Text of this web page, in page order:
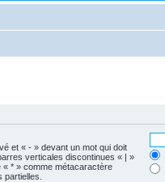
et « - » devant un mot qui doit
verticales discontinues « | »
* » comme métacaractère